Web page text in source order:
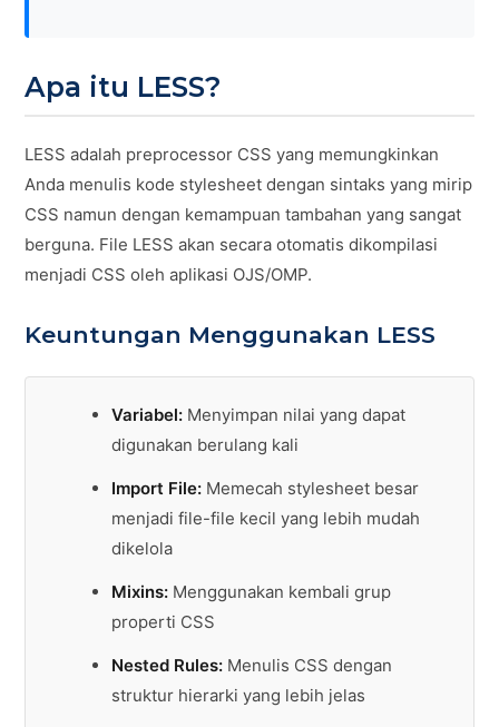
Apa itu LESS?
LESS adalah preprocessor CSS yang memungkinkan
Anda menulis kode stylesheet dengan sintaks yang mirip
CSS namun dengan kemampuan tambahan yang sangat
berguna. File LESS akan secara otomatis dikompilasi
menjadi CSS oleh aplikasi OJS/OMP.
Keuntungan Menggunakan LESS
Variabel: Menyimpan nilai yang dapat
digunakan berulang kali
Import File: Memecah stylesheet besar
menjadi file-file kecil yang lebih mudah
dikelola
Mixins: Menggunakan kembali grup
properti CSS
Nested Rules: Menulis CSS dengan
struktur hierarki yang lebih jelas